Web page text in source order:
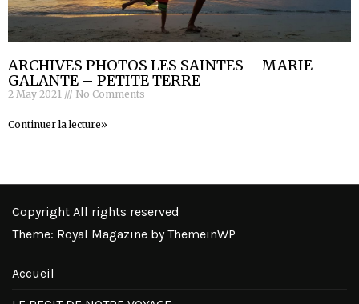
ARCHIVES PHOTOS LES SAINTES – MARIE
GALANTE – PETITE TERRE
2 May 2021 No Comments
Continuer la lecture»
Copyright All rights reserved
Theme: Royal Magazine byThemeinWP
Accueil